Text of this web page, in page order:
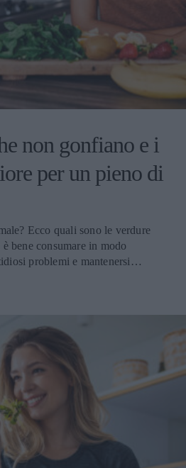
non gonfiano e i
per un pieno di
Ecco quali sono le verdure
bene consumare in modo
problemi e mantenersi